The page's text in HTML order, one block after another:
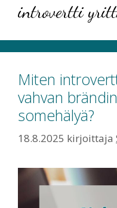
introvertti
Miten
vahvan
somehälyä?
18.8.2025 kirjoittaja